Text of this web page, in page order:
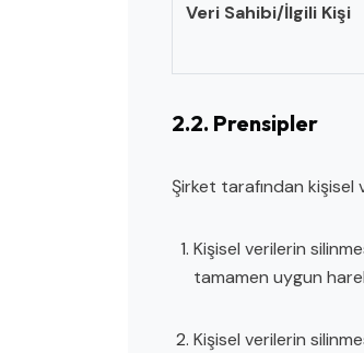
Veri Sahibi/İlgili Kişi
2.2. Prensipler
Şirket tarafından kişisel
Kişisel verilerin
tamamen uygun
Kişisel verilerin